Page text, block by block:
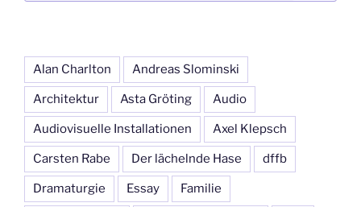
Alan Charlton Andreas Slominski
Architektur Asta Gröting Audio
Audiovisuelle Installationen Axel Klepsch
Carsten Rabe Der lächelnde Hase dffb
Dramaturgie Essay Familie